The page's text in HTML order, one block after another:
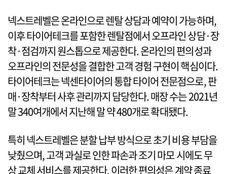
넥스트레벨은 온라인으로 렌탈 상담과 예약이 가능하며,
이후 타이어테크를 포함한 렌탈점에서 오프라인 상담·장
착·점검까지 원스톱으로 제공한다. 온라인의 편의성과
오프라인의 전문성을 결합한 고객 경험 구현이 핵심이다.
타이어테크는 넥센타이어의 통합 타이어 전문점으로, 판
매·장착부터 사후 관리까지 담당한다. 매장 수는 2021년
말 340여개에서 지난해 말 약 480개로 확대됐다.
특히 넥스트레벨은 분할 납부 방식으로 초기 비용 부담을
낮췄으며, 고객 과실로 인한 파손과 조기 마모 시에도 무
상 교체 서비스를 제공한다. 이러한 편의성은 계약 종료